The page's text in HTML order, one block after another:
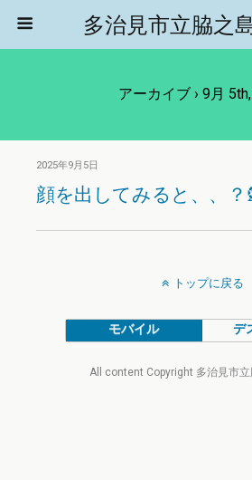
多治見市立脇之
アーカイブ › 9月
2025年9月5日
顔を出してみると、、？
トップに戻る
モバイル デ
All content Copyright 多治見市立